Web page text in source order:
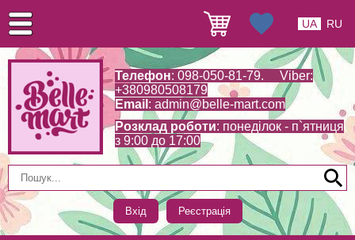
Телефон: 098-050-81-79. Viber:
+380980508179
Email : admin@belle-mart.com
Розклад роботи: понеділок - п`ятниця
з 9:00 до 17:00
Вхід Реєстрація
UA RU